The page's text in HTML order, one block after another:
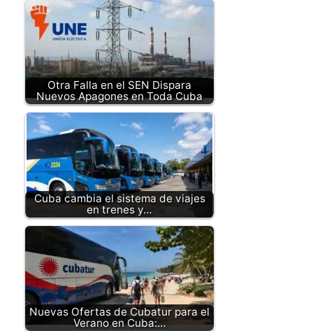
Otra Falla en el SEN Dispara
Nuevos Apagones en Toda Cuba
Cuba cambia el sistema de viajes
en trenes y…
Nuevas Ofertas de Cubatur para el
Verano en Cuba:…